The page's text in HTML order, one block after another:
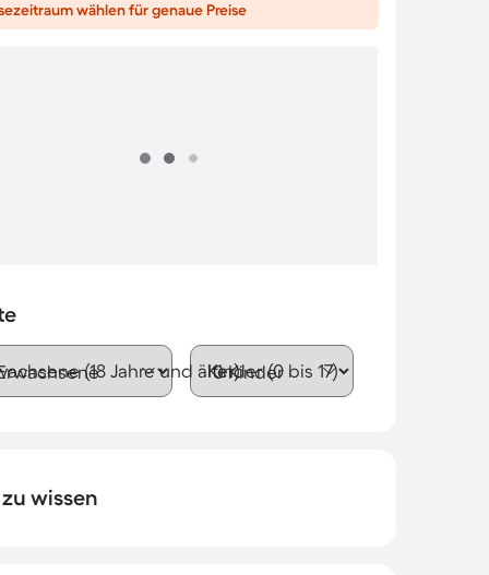
wählen für genaue Preise
(18 Jahre und älter)Kinder (0 bis 17)
wissen